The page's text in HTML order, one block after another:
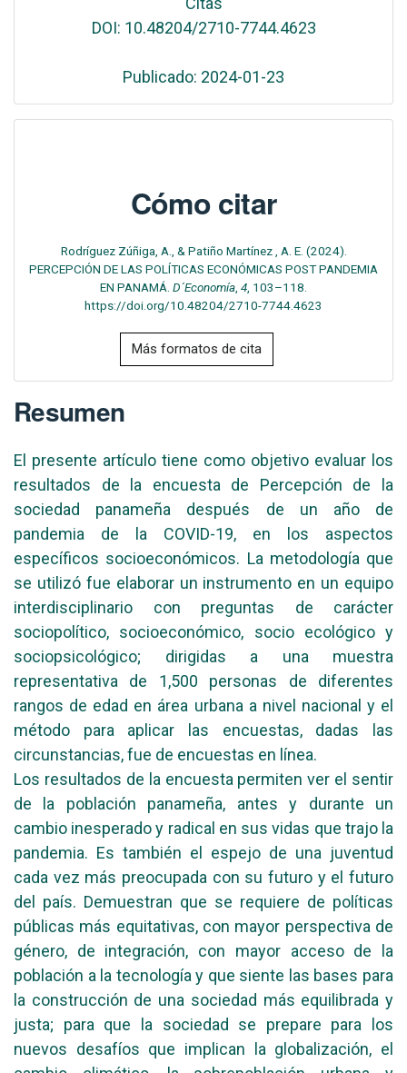
DOI: 10.48204/2710-7744.4623
Publicado: 2024-01-23
Cómo citar
Rodríguez Zúñiga, A., & Patiño Martínez , A. E. (2024).
PERCEPCIÓN DE LAS POLÍTICAS ECONÓMICAS POST PANDEMIA
EN PANAMÁ. D´Economía 4 , 103–118.
https://doi.org/10.48204/2710-7744.4623
Más formatos de cita
Resumen
El presente artículo tiene como objetivo evaluar los
resultados de la encuesta de Percepción de la
sociedad panameña después de un año de
pandemia de la COVID-19, en los aspectos
específicos socioeconómicos. La metodología que
se utilizó fue elaborar un instrumento en un equipo
interdisciplinario con preguntas de carácter
sociopolítico, socioeconómico, socio ecológico y
sociopsicológico; dirigidas a una muestra
representativa de 1,500 personas de diferentes
rangos de edad en área urbana a nivel nacional y el
método para aplicar las encuestas, dadas las
circunstancias, fue de encuestas en línea.
Los resultados de la encuesta permiten ver el sentir
de la población panameña, antes y durante un
cambio inesperado y radical en sus vidas que trajo la
pandemia. Es también el espejo de una juventud
cada vez más preocupada con su futuro y el futuro
del país. Demuestran que se requiere de políticas
públicas más equitativas, con mayor perspectiva de
género, de integración, con mayor acceso de la
población a la tecnología y que siente las bases para
la construcción de una sociedad más equilibrada y
justa; para que la sociedad se prepare para los
nuevos desafíos que implican la globalización, el